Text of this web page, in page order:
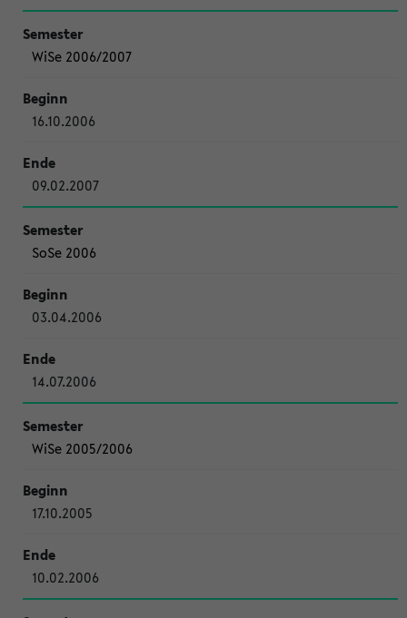
WiSe 2006/2007
16.10.2006
09.02.2007
SoSe 2006
03.04.2006
14.07.2006
WiSe 2005/2006
17.10.2005
10.02.2006